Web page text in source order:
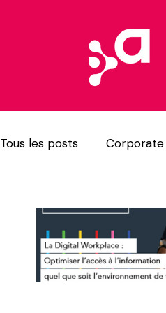
Tous les posts Corporate